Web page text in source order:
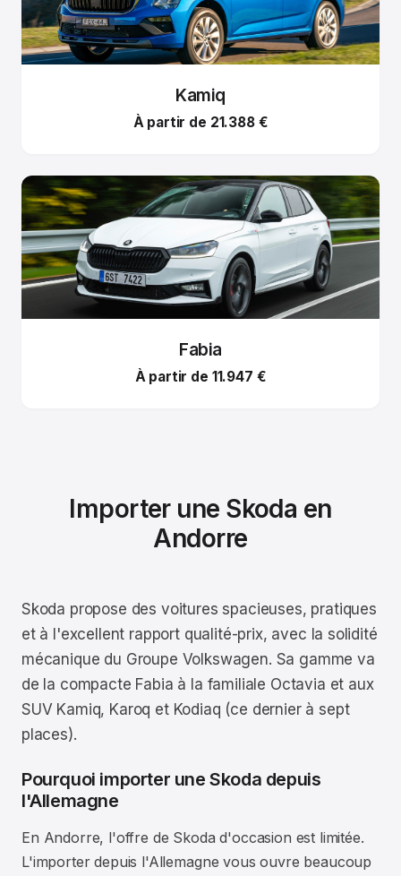
Kamiq
À partir de 21.388 €
Fabia
À partir de 11.947 €
Importer une Skoda en
Andorre
Skoda propose des voitures spacieuses, pratiques
et à l'excellent rapport qualité-prix, avec la solidité
mécanique du Groupe Volkswagen. Sa gamme va
de la compacte Fabia à la familiale Octavia et aux
SUV Kamiq, Karoq et Kodiaq (ce dernier à sept
places).
Pourquoi importer une Skoda depuis
l'Allemagne
En Andorre, l'offre de Skoda d'occasion est limitée.
L'importer depuis l'Allemagne vous ouvre beaucoup